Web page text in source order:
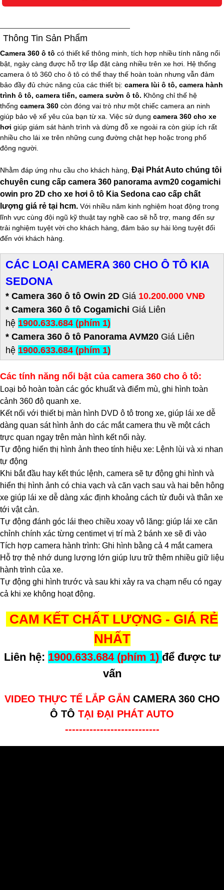
Thông Tin Sản Phẩm
Camera 360 ô tô có thiết kế thông minh, tích hợp nhiều tính năng nổi
bật, ngày càng được hỗ trợ lắp đặt càng nhiều trên xe hơi. Hệ thống
camera ô tô 360 cho ô tô có thể thay thế hoàn toàn nhưng vẫn đảm
bảo đầy đủ chức năng của các thiết bị: camera lùi ô tô, camera hành
trình ô tô, camera tiến, camera sườn ô tô. Không chỉ thế hệ
thống camera 360 còn đóng vai trò như một chiếc camera an ninh
giúp bảo vệ xế yêu của bạn từ xa. Việc sử dụng camera 360 cho xe
hơi giúp giám sát hành trình và dừng đỗ xe ngoài ra còn giúp ích rất
nhiều cho lái xe trên những cung đường chật hẹp hoặc trong phố
đông người.
Nhằm đáp ứng nhu cầu cho khách hàng, Đại Phát Auto chúng tôi
chuyên cung cấp camera 360 panorama avm20 cogamichi
owin pro 2D cho xe hơi ô tô Kia Sedona cao cấp chất
lượng giá rẻ tại hcm. Với nhiều năm kinh nghiệm hoạt động trong
lĩnh vực cùng đội ngũ kỹ thuật tay nghề cao sẽ hỗ trợ, mang đến sự
trải nghiệm tuyệt vời cho khách hàng, đảm bảo sự hài lòng tuyệt đối
đến với khách hàng.
CÁC LOẠI CAMERA 360 CHO Ô TÔ KIA
SEDONA
* Camera 360 ô tô Owin 2D Giá 10.200.000 VNĐ
* Camera 360 ô tô Cogamichi Giá Liên
hệ 1900.633.684 (phím 1)
* Camera 360 ô tô Panorama AVM20 Giá Liên
hệ 1900.633.684 (phím 1)
Các tính năng nổi bật của camera 360 cho ô tô:
Loại bỏ hoàn toàn các góc khuất và điểm mù, ghi hình toàn
cảnh 360 độ quanh xe.
Kết nối với thiết bị màn hình DVD ô tô trong xe, giúp lái xe dễ
dàng quan sát hình ảnh do các mắt camera thu về một cách
trực quan ngay trên màn hình kết nối này.
Tự động hiển thị hình ảnh theo tính hiệu xe: Lệnh lùi và xi nhan
tự động
Khi bắt đầu hay kết thúc lệnh, camera sẽ tự động ghi hình và
hiển thị hình ảnh có chia vạch và căn vạch sau và hai bên hông
xe giúp lái xe dễ dàng xác định khoảng cách từ đuôi và thân xe
tới vật cản.
Tự động đánh góc lái theo chiều xoay vô lăng: giúp lái xe căn
chỉnh chính xác từng centimet vị trí mà 2 bánh xe sẽ đi vào
Tích hợp camera hành trình: Ghi hình bằng cả 4 mắt camera
Hỗ trợ thẻ nhớ dung lượng lớn giúp lưu trữ thêm nhiều giữ liệu
hành trình của xe.
Tự động ghi hình trước và sau khi xảy ra va chạm nếu có ngay
cả khi xe không hoạt động.
CAM KẾT CHẤT LƯỢNG - GIÁ RẺ
NHẤT
Liên hệ: 1900.633.684 (phím 1) để được tư
vấn
VIDEO THỰC TẾ LẮP GẮN CAMERA 360 CHO
Ô TÔ TẠI ĐẠI PHÁT AUTO
---------------------------